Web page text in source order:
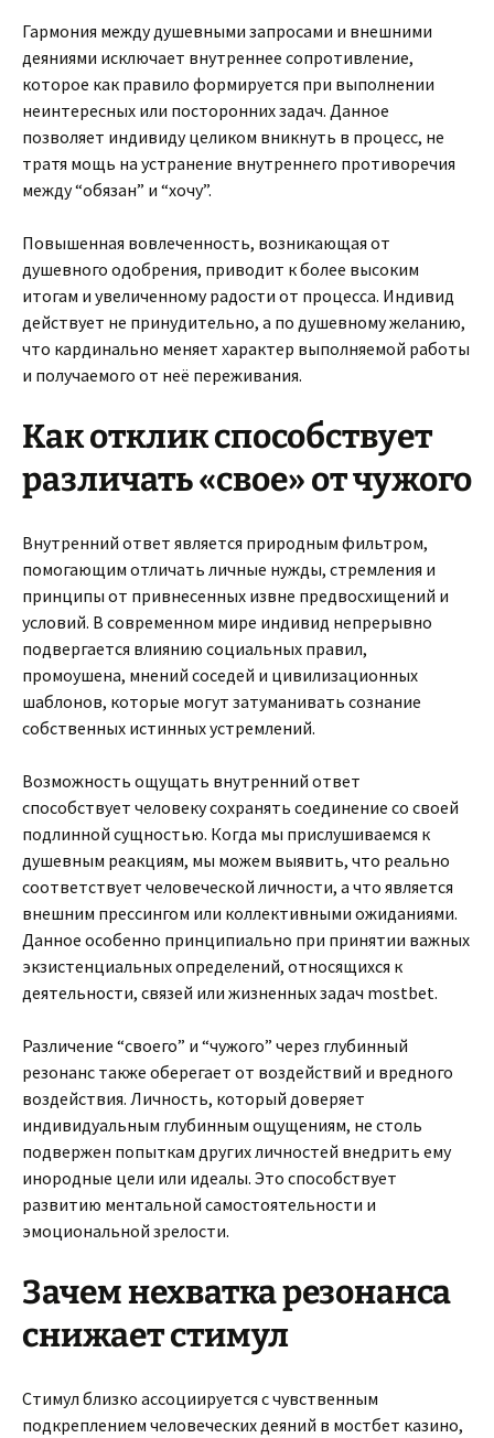
Гармония между душевными запросами и внешними
деяниями исключает внутреннее сопротивление,
которое как правило формируется при выполнении
неинтересных или посторонних задач. Данное
позволяет индивиду целиком вникнуть в процесс, не
тратя мощь на устранение внутреннего противоречия
между “обязан” и “хочу”.
Повышенная вовлеченность, возникающая от
душевного одобрения, приводит к более высоким
итогам и увеличенному радости от процесса. Индивид
действует не принудительно, а по душевному желанию,
что кардинально меняет характер выполняемой работы
и получаемого от неё переживания.
Как отклик способствует
различать «свое» от чужого
Внутренний ответ является природным фильтром,
помогающим отличать личные нужды, стремления и
принципы от привнесенных извне предвосхищений и
условий. В современном мире индивид непрерывно
подвергается влиянию социальных правил,
промоушена, мнений соседей и цивилизационных
шаблонов, которые могут затуманивать сознание
собственных истинных устремлений.
Возможность ощущать внутренний ответ
способствует человеку сохранять соединение со своей
подлинной сущностью. Когда мы прислушиваемся к
душевным реакциям, мы можем выявить, что реально
соответствует человеческой личности, а что является
внешним прессингом или коллективными ожиданиями.
Данное особенно принципиально при принятии важных
экзистенциальных определений, относящихся к
деятельности, связей или жизненных задач mostbet.
Различение “своего” и “чужого” через глубинный
резонанс также оберегает от воздействий и вредного
воздействия. Личность, который доверяет
индивидуальным глубинным ощущениям, не столь
подвержен попыткам других личностей внедрить ему
инородные цели или идеалы. Это способствует
развитию ментальной самостоятельности и
эмоциональной зрелости.
Зачем нехватка резонанса
снижает стимул
Стимул близко ассоциируется с чувственным
подкреплением человеческих деяний в мостбет казино,